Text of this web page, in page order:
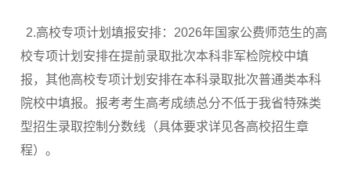
2.高校专项计划填报安排：2026年国家公费师范生的高
校专项计划安排在提前录取批次本科非军检院校中填
报，其他高校专项计划安排在本科录取批次普通类本科
院校中填报。报考考生高考成绩总分不低于我省特殊类
型招生录取控制分数线（具体要求详见各高校招生章
程）。